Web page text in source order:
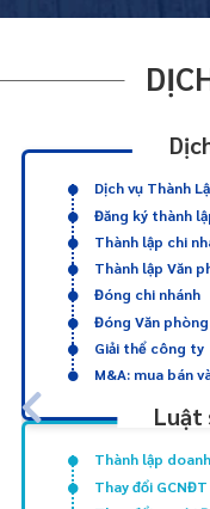
Dịch vụ Thành
Đăng ký thành
Thành lập chi
Thành lập Văn
Đóng chi nhánh
Đóng Văn
Giải thể công ty
M&A: mua bán
Luật
Thành lập
Thay đổi GCNĐT